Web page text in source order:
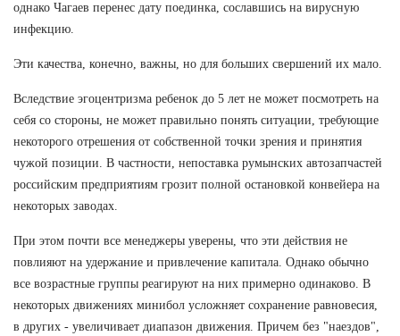
однако Чагаев перенес дату поединка, сославшись на вирусную
инфекцию.
Эти качества, конечно, важны, но для больших свершений их мало.
Вследствие эгоцентризма ребенок до 5 лет не может посмотреть на
себя со стороны, не может правильно понять ситуации, требующие
некоторого отрешения от собственной точки зрения и принятия
чужой позиции. В частности, непоставка румынских автозапчастей
российским предприятиям грозит полной остановкой конвейера на
некоторых заводах.
При этом почти все менеджеры уверены, что эти действия не
повлияют на удержание и привлечение капитала. Однако обычно
все возрастные группы реагируют на них примерно одинаково. В
некоторых движениях минибол усложняет сохранение равновесия,
в других - увеличивает диапазон движения. Причем без "наездов",